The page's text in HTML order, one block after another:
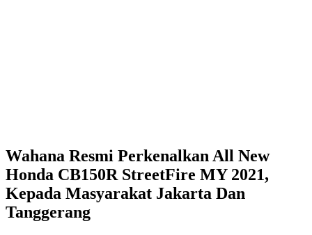
Wahana Resmi Perkenalkan All New
Honda CB150R StreetFire MY 2021,
Kepada Masyarakat Jakarta Dan
Tanggerang